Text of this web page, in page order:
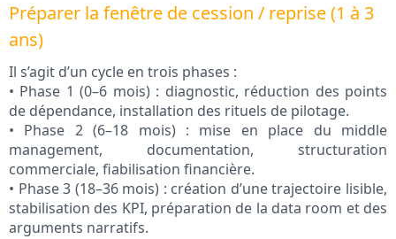
Préparer la fenêtre de cession / reprise (1 à 3
ans)
Il s’agit d’un cycle en trois phases :
• Phase 1 (0–6 mois) : diagnostic, réduction des points
de dépendance, installation des rituels de pilotage.
• Phase 2 (6–18 mois) : mise en place du middle
management, documentation, structuration
commerciale, fiabilisation financière.
• Phase 3 (18–36 mois) : création d’une trajectoire lisible,
stabilisation des KPI, préparation de la data room et des
arguments narratifs.